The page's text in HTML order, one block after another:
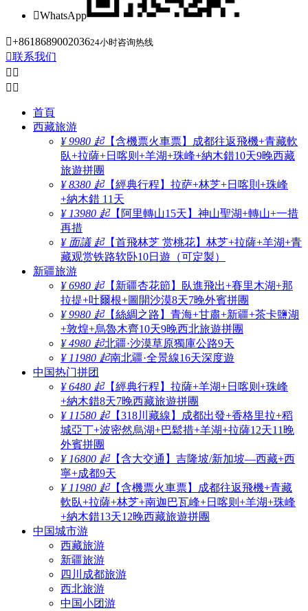
WhatsApp
+861868900203624小时咨询热线
联系我们
 
 
首頁
西藏旅游
¥ 9980 起【含機票火車票】成都往返飛機+青藏軟
臥+拉薩+日喀则+羊湖+珠峰+納木錯10天9晚西藏
旅遊拼團
¥ 8380 起【經典行程】拉萨+林芝+日喀則+珠峰
+納木錯 11天
¥ 13980 起【阿里轉山15天】神山聖湖+轉山+一措
再措
¥ 面議 起【首飛林芝 赏桃花】林芝+拉薩+羊湖+青
藏观赏铁路软卧10日遊（可定製）
新疆旅游
¥ 6980 起【新疆杏花節】臥進飛出+賽里木湖+那
拉提+吐爾根+圖開沙漠8天7晚外賓拼團
¥ 9980 起【絲綢之路】青海+甘肅+新疆+茶卡鹽湖
+敦煌+烏魯木齊10天9晚西北旅遊拼團
¥ 4980 起北疆·沙漠草原獨庫公路9天
¥ 11980 起南北疆·全景線16天深度遊
中国热门拼团
¥ 6480 起【經典行程】拉薩+羊湖+日喀则+珠峰
+納木錯8天7晚西藏旅遊拼團
¥ 11580 起【318川藏線】成都出發+香格里拉+稻
城亞丁+波密然烏湖+巴鬆措+羊湖+拉薩12天11晚
外賓拼團
¥ 16800 起【含大交通】吉隆坡/新加坡—西藏+西
寧+成都9天
¥ 11980 起【含機票火車票】成都往返飛機+青藏
軟臥+拉薩+林芝+南迦巴瓦峰+日喀则+羊湖+珠峰
+納木錯13天12晚西藏旅遊拼團
中国城市游
西藏旅游
新疆旅游
四川成都旅游
西北旅游
中国小团游